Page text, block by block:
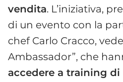
vendita. L’iniziativa,
di un evento con la
chef Carlo Cracco,
Ambassador”, che
accedere a training